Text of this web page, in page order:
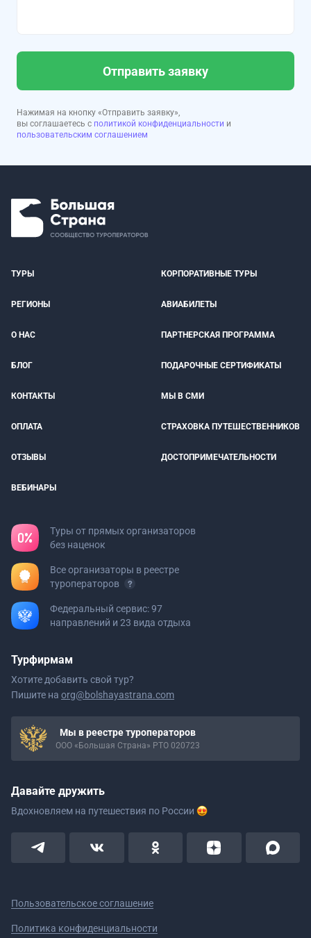
Отправить заявку
Нажимая на кнопку «Отправить заявку»,
вы соглашаетесь с политикой конфиденциальности и
пользовательским соглашением
ТУРЫ КОРПОРАТИВНЫЕ ТУРЫ
РЕГИОНЫ АВИАБИЛЕТЫ
О НАС ПАРТНЕРСКАЯ ПРОГРАММА
БЛОГ ПОДАРОЧНЫЕ СЕРТИФИКАТЫ
КОНТАКТЫ МЫ В СМИ
ОПЛАТА СТРАХОВКА ПУТЕШЕСТВЕННИКОВ
ОТЗЫВЫ ДОСТОПРИМЕЧАТЕЛЬНОСТИ
ВЕБИНАРЫ
Туры от прямых организаторов
без наценок
Все организаторы в реестре
туроператоров
Федеральный сервис: 97
направлений и 23 вида отдыха
Турфирмам
Хотите добавить свой тур?
Пишите на org@bolshayastrana.com
Мы в реестре туроператоров
ООО «Большая Страна» РТО 020723
Давайте дружить
Вдохновляем на путешествия по России
Пользовательское соглашение
Политика конфиденциальности